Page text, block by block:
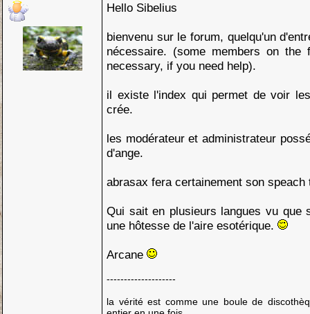
Hello Sibelius
bienvenu sur le forum, quelqu'un
nécessaire. (some members on the
necessary, if you need help).
il existe l'index qui permet de voir
crée.
les modérateur et administrateur
d'ange.
abrasax fera certainement son speach
Qui sait en plusieurs langues vu que
une hôtesse de l'aire esotérique.
Arcane
--------------------
la vérité est comme une boule de